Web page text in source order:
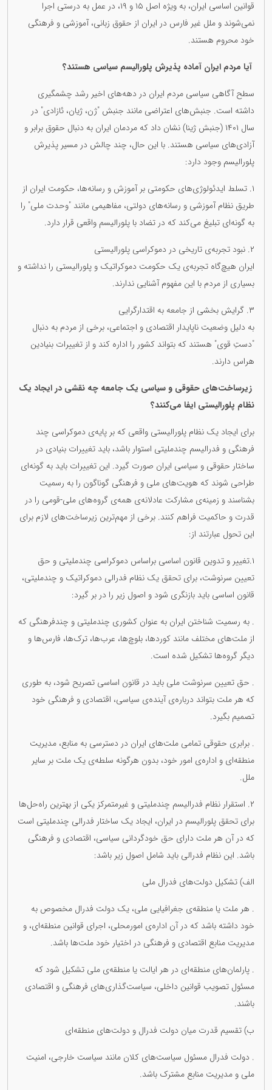
قوانین اساسی ایران، به ویژه اصل ۱۵ و ۱۹، در عمل به درستی اجرا
نمی‌شوند و ملل غیر فارس در ایران از حقوق زبانی، آموزشی و فرهنگی
خود محروم هستند.
آیا مردم ایران آماده پذیرش پلورالیسم سیاسی هستند؟
سطح آگاهی سیاسی مردم ایران در دهه‌های اخیر رشد چشمگیری
داشته است. جنبش‌های اعتراضی مانند جنبش "ژن، ژیان، ئازادی" در
سال ۱۴۰۱ (جنبش ژینا) نشان داد که مردمان ایران به دنبال حقوق برابر و
آزادی‌های سیاسی هستند. با این حال، چند چالش در مسیر پذیرش
پلورالیسم وجود دارد:
١. تسلط ایدئولوژی‌های حکومتی بر آموزش و رسانه‌ها، حکومت ایران از
طریق نظام آموزشی و رسانه‌های دولتی، مفاهیمی مانند "وحدت ملی" را
به گونه‌ای تبلیغ می‌کند که در تضاد با پلورالیسم واقعی قرار دارد.
٢. نبود تجربه‌ی تاریخی در دموکراسی پلورالیستی
ایران هیچ‌گاه تجربه‌ی یک حکومت دموکراتیک و پلورالیستی را نداشته و
بسیاری از مردم با این مفهوم آشنایی ندارند.
٣. گرایش بخشی از جامعه به اقتدارگرایی
به دلیل وضعیت ناپایدار اقتصادی و اجتماعی، برخی از مردم به دنبال
"دستِ قوی" هستند که بتواند کشور را اداره کند و از تغییرات بنیادین
هراس دارند.
زیرساخت‌های حقوقی و سیاسی یک جامعە چە نقشی در ایجاد یک
نظام پلورالیستی ایفا می‌کنند؟
برای ایجاد یک نظام پلورالیستی واقعی که بر پایه‌ی دموکراسی چند
فرهنگی و فدرالیسم چندملیتی استوار باشد، باید تغییرات بنیادی در
ساختار حقوقی و سیاسی ایران صورت گیرد. این تغییرات باید به گونه‌ای
طراحی شوند که هویت‌های ملی و فرهنگی گوناگون را به رسمیت
بشناسند و زمینه‌ی مشارکت عادلانه‌ی همه‌ی گروه‌های ملی-قومی را در
قدرت و حاکمیت فراهم کنند. برخی از مهم‌ترین زیرساخت‌های لازم برای
این تحول عبارتند از:
١.تغییر و تدوین قانون اساسی براساس دموکراسی چندملیتی و حق
تعیین سرنوشت، برای تحقق یک نظام فدرالی دموکراتیک و چندملیتی،
قانون اساسی باید بازنگری شود و اصول زیر را در بر گیرد:
. به رسمیت شناختن ایران به عنوان کشوری چندملیتی و چندفرهنگی که
از ملت‌های مختلف مانند کوردها، بلوچ‌ها، عرب‌ها، ترک‌ها، فارس‌ها و
دیگر گروه‌ها تشکیل شده است.
. حق تعیین سرنوشت ملی باید در قانون اساسی تصریح شود، به طوری
که هر ملت بتواند درباره‌ی آینده‌ی سیاسی، اقتصادی و فرهنگی خود
تصمیم بگیرد.
. برابری حقوقی تمامی ملت‌های ایران در دسترسی به منابع، مدیریت
منطقه‌ای و اداره‌ی امور خود، بدون هرگونه سلطه‌ی یک ملت بر سایر
ملل.
٢. استقرار نظام فدرالیسم چندملیتی و غیرمتمرکز یکی از بهترین راه‌حل‌ها
برای تحقق پلورالیسم در ایران، ایجاد یک ساختار فدرالی چندملیتی است
که در آن هر ملت دارای حق خودگردانی سیاسی، اقتصادی و فرهنگی
باشد. این نظام فدرالی باید شامل اصول زیر باشد:
الف) تشکیل دولت‌های فدرال ملی
. هر ملت یا منطقه‌ی جغرافیایی ملی، یک دولت فدرال مخصوص به
خود داشته باشد که در آن اداره‌ی امورمحلی، اجرای قوانین منطقه‌ای، و
مدیریت منابع اقتصادی و فرهنگی در اختیار خود ملت‌ها باشد.
. پارلمان‌های منطقه‌ای در هر ایالت یا منطقه‌ی ملی تشکیل شود که
مسئول تصویب قوانین داخلی، سیاست‌گذاری‌های فرهنگی و اقتصادی
باشند.
ب) تقسیم قدرت میان دولت فدرال و دولت‌های منطقه‌ای
. دولت فدرال مسئول سیاست‌های کلان مانند سیاست خارجی، امنیت
ملی و مدیریت منابع مشترک باشد.